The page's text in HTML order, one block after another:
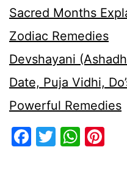
Sacred Months
Zodiac Remedies
Devshayani
Date, Puja Vidhi,
Powerful Remedies
Facebook
Twitter